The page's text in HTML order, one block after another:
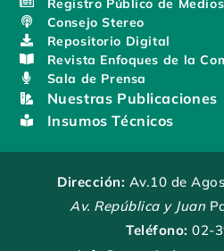
Consejo Stereo
Repositorio Digital
Revista Enfoques de la
Sala de Prensa
Nuestras Publicaciones
Insumos Técnicos
Dirección: Av.10 de
Av. República y Juan
Teléfono: 02-